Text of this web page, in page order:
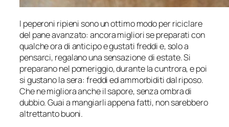
I peperoni ripieni sono un ottimo modo per riciclare
del pane avanzato: ancora migliori se preparati con
qualche ora di anticipo e gustati freddi e, solo a
pensarci, regalano una sensazione di estate. Si
preparano nel pomeriggio, durante la cuntrora, e poi
si gustano la sera: freddi ed ammorbiditi dal riposo.
Che ne migliora anche il sapore, senza ombra di
dubbio. Guai a mangiarli appena fatti, non sarebbero
altrettanto buoni.